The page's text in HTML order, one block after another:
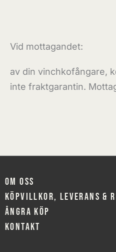
Vid mottagandet:
av din vinchkofångare,
inte fraktgarantin.
Om oss
Köpvillkor, leverans &
Ångra köp
Kontakt